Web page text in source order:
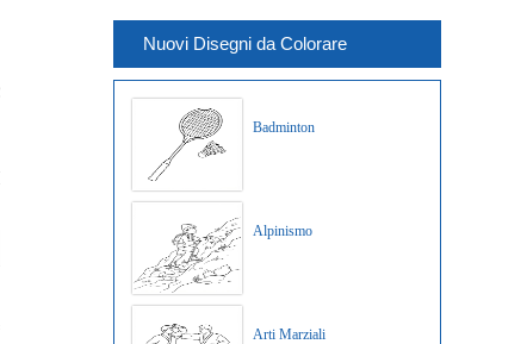
Nuovi Disegni da Colorare
Badminton
Alpinismo
Arti Marziali